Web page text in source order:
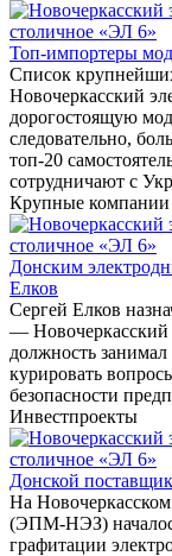
Топ-импортеры
Список
Новочеркасский
дорогостоящую
следовательно,
топ-20
сотрудничают с
Крупные компании
Донским
Елков
Сергей Елков
— Новочеркасский
должность
курировать
безопасности
Инвестпроекты
Донской
На
(ЭПМ-НЭЗ)
графитации